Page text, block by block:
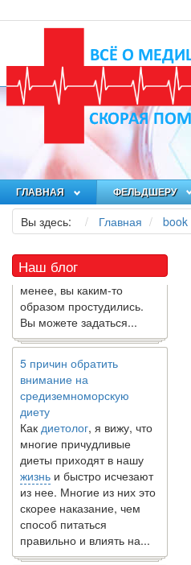
ГЛАВНАЯ ФЕЛЬДШЕРУ
Вы здесь: Главная book
Наш блог
Как я заболел во время
локдауна?
Это странная ситуация:
вы соблюдали все меры
предосторожности
время дома), но, тем не
менее, вы каким-то
образом простудились.
Вы можете задаться...
5 причин обратить
внимание на
средиземноморскую
диету
Какдиетолог
многие причудливые
диеты приходят в нашу
жизньи быстро исчезают
из нее. Многие из них это
скорее наказание, чем
способ питаться
правильно и влиять на...